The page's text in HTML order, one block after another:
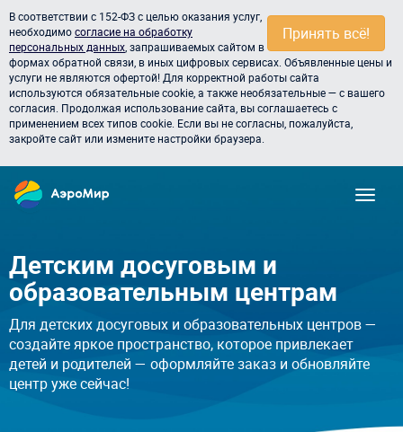
Принять всё!
В соответствии с 152-ФЗ с целью оказания услуг,
необходимосогласие на обработку
персональных данных , запрашиваемых сайтом в
формах обратной связи, в иных цифровых сервисах. Объявленные цены и
услуги не являются офертой! Для корректной работы сайта
используются обязательные cookie, а также необязательные — с вашего
согласия. Продолжая использование сайта, вы соглашаетесь с
применением всех типов cookie. Если вы не согласны, пожалуйста,
закройте сайт или измените настройки браузера.
Детским досуговым и
образовательным центрам
Для детских досуговых и образовательных центров —
создайте яркое пространство, которое привлекает
детей и родителей — оформляйте заказ и обновляйте
центр уже сейчас!